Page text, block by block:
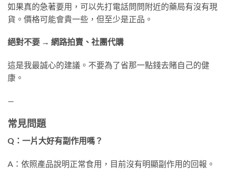
如果真的急著要用，可以先打電話問問附近的藥局有沒有現
貨。價格可能會貴一些，但至少是正品。
絕對不要 → 網路拍賣、社團代購
這是我最誠心的建議。不要為了省那一點錢去賭自己的健
康。
—
常見問題
Q：一片大好有副作用嗎？
A：依照產品說明正常食用，目前沒有明顯副作用的回報。